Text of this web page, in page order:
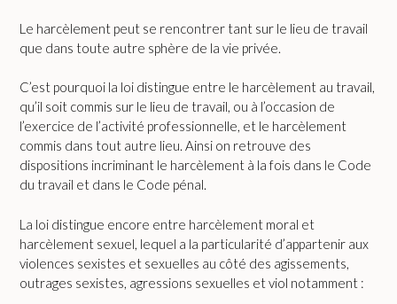
Le harcèlement peut se rencontrer tant sur le lieu de travail
que dans toute autre sphère de la vie privée.
C’est pourquoi la loi distingue entre le harcèlement au travail,
qu’il soit commis sur le lieu de travail, ou à l’occasion de
l’exercice de l’activité professionnelle, et le harcèlement
commis dans tout autre lieu. Ainsi on retrouve des
dispositions incriminant le harcèlement à la fois dans le Code
du travail et dans le Code pénal.
La loi distingue encore entre harcèlement moral et
harcèlement sexuel, lequel a la particularité d’appartenir aux
violences sexistes et sexuelles au côté des agissements,
outrages sexistes, agressions sexuelles et viol notamment :